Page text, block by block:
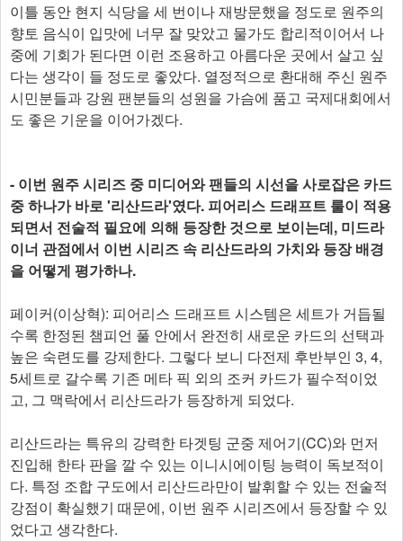
이틀 동안 현지 식당을 세 번이나 재방문했을 정도로 원주의
향토 음식이 입맛에 너무 잘 맞았고 물가도 합리적이어서 나
중에 기회가 된다면 이런 조용하고 아름다운 곳에서 살고 싶
다는 생각이 들 정도로 좋았다. 열정적으로 환대해 주신 원주
시민분들과 강원 팬분들의 성원을 가슴에 품고 국제대회에서
도 좋은 기운을 이어가겠다.
- 이번 원주 시리즈 중 미디어와 팬들의 시선을 사로잡은 카드
중 하나가 바로 '리산드라'였다. 피어리스 드래프트 룰이 적용
되면서 전술적 필요에 의해 등장한 것으로 보이는데, 미드라
이너 관점에서 이번 시리즈 속 리산드라의 가치와 등장 배경
을 어떻게 평가하나.
페이커(이상혁): 피어리스 드래프트 시스템은 세트가 거듭될
수록 한정된 챔피언 풀 안에서 완전히 새로운 카드의 선택과
높은 숙련도를 강제한다. 그렇다 보니 다전제 후반부인 3, 4,
5세트로 갈수록 기존 메타 픽 외의 조커 카드가 필수적이었
고, 그 맥락에서 리산드라가 등장하게 되었다.
리산드라는 특유의 강력한 타겟팅 군중 제어기(CC)와 먼저
진입해 한타 판을 깔 수 있는 이니시에이팅 능력이 독보적이
다. 특정 조합 구도에서 리산드라만이 발휘할 수 있는 전술적
강점이 확실했기 때문에, 이번 원주 시리즈에서 등장할 수 있
었다고 생각한다.